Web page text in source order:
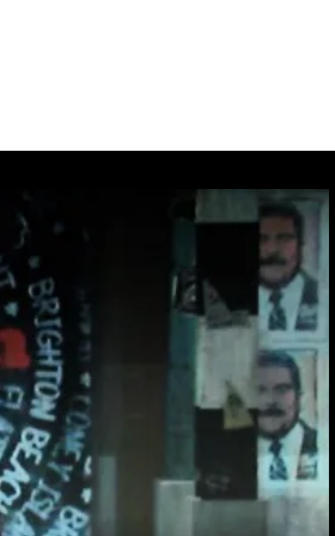
ZZ TOP CANCELA
APRESENTAÇÃO NO
HOLLYWOOD BOWL APÓS
CITAR OBSTÁCULOS
INTRANSPONÍVEIS